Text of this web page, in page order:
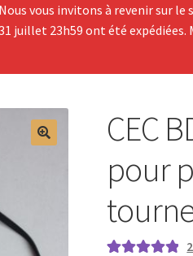
vous invitons à revenir sur
juillet 23h59 ont été
CEC
pour
2